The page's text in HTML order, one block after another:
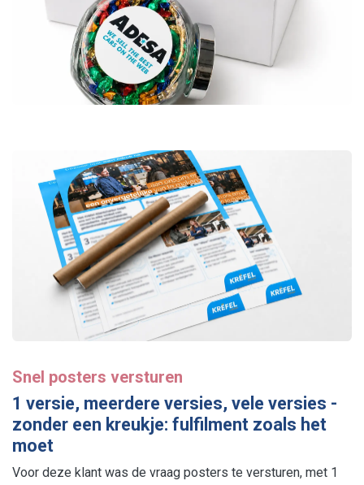
Snel posters versturen
1 versie, meerdere versies, vele versies -
zonder een kreukje: fulfilment zoals het
moet
Voor deze klant was de vraag posters te versturen, met 1